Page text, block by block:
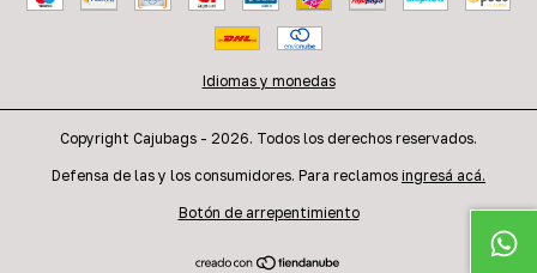
Idiomas y monedas
Copyright Cajubags - 2026. Todos los derechos reservados.
Defensa de las y los consumidores. Para reclamos ingresá acá.
Botón de arrepentimiento